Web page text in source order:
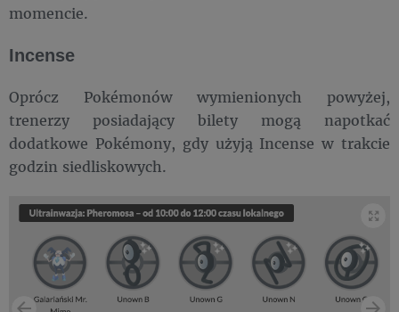
momencie.
Incense
Oprócz Pokémonów wymienionych powyżej,
trenerzy posiadający bilety mogą napotkać
dodatkowe Pokémony, gdy użyją Incense w trakcie
godzin siedliskowych.